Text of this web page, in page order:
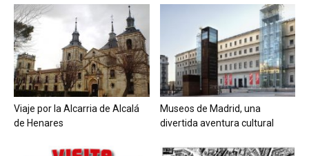
Viaje por la Alcarria de Alcalá
de Henares
Museos de Madrid, una
divertida aventura cultural